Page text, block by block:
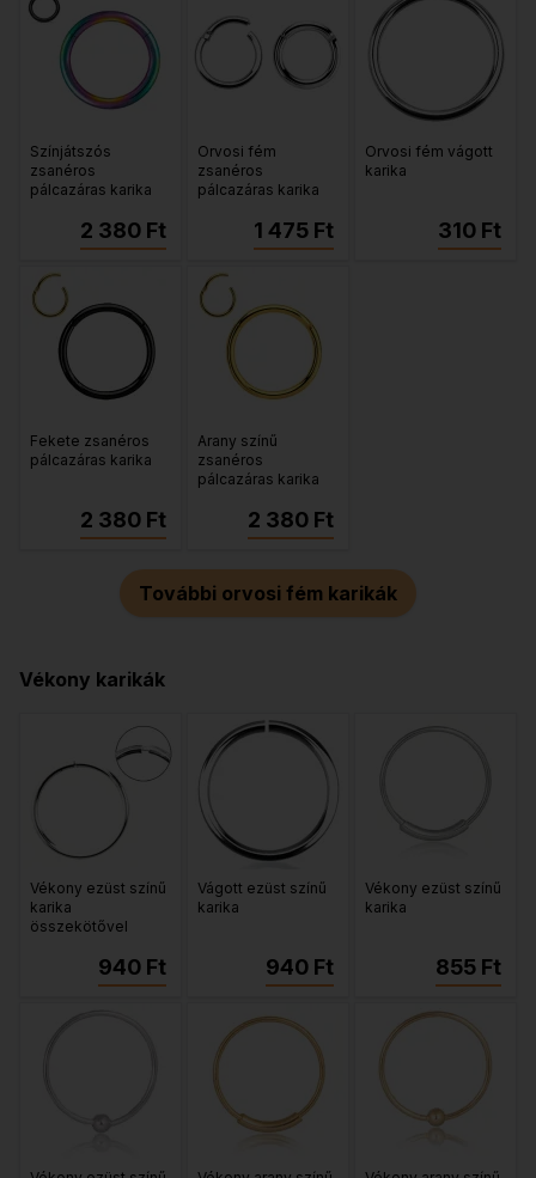
Színjátszós
zsanéros
pálcazáras karika
2 380 Ft
Orvosi fém
zsanéros
pálcazáras karika
1 475 Ft
Orvosi fém vágott
karika
310 Ft
Fekete zsanéros
pálcazáras karika
2 380 Ft
Arany színű
zsanéros
pálcazáras karika
2 380 Ft
További orvosi fém karikák
Vékony karikák
Vékony ezüst színű
karika
összekötővel
940 Ft
Vágott ezüst színű
karika
940 Ft
Vékony ezüst színű
karika
855 Ft